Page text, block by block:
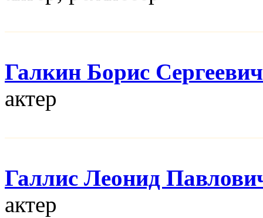
Галкин Борис Сергеевич
актер
Галлис Леонид
актер